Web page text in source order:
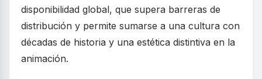
disponibilidad global, que supera barreras de
distribución y permite sumarse a una cultura con
décadas de historia y una estética distintiva en la
animación.